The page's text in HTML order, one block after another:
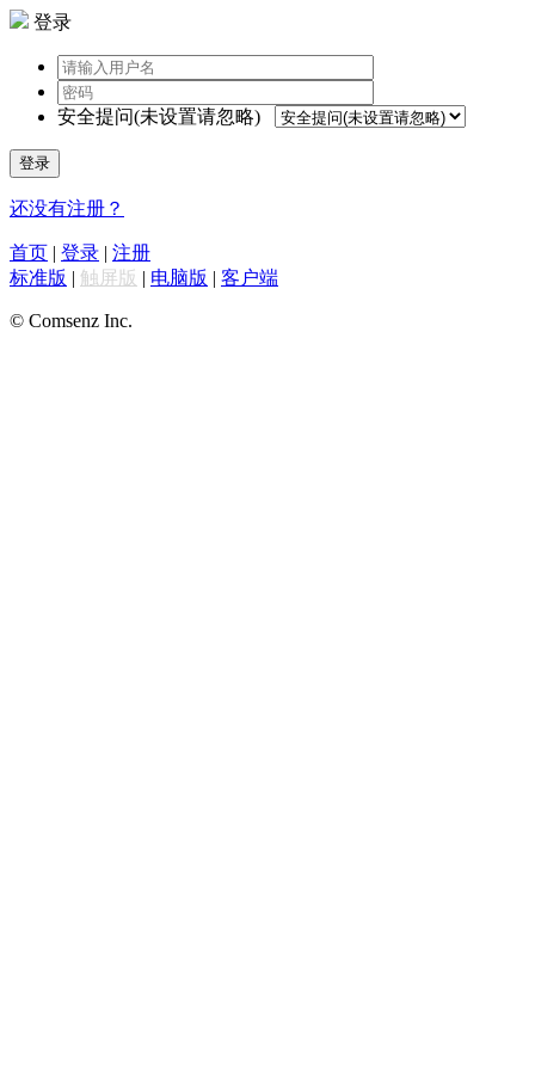
登录
安全提问(未设置请忽略)
登录
还没有注册？
首页 | 登录 | 注册
标准版 | 触屏版 | 电脑版 | 客户端
© Comsenz Inc.